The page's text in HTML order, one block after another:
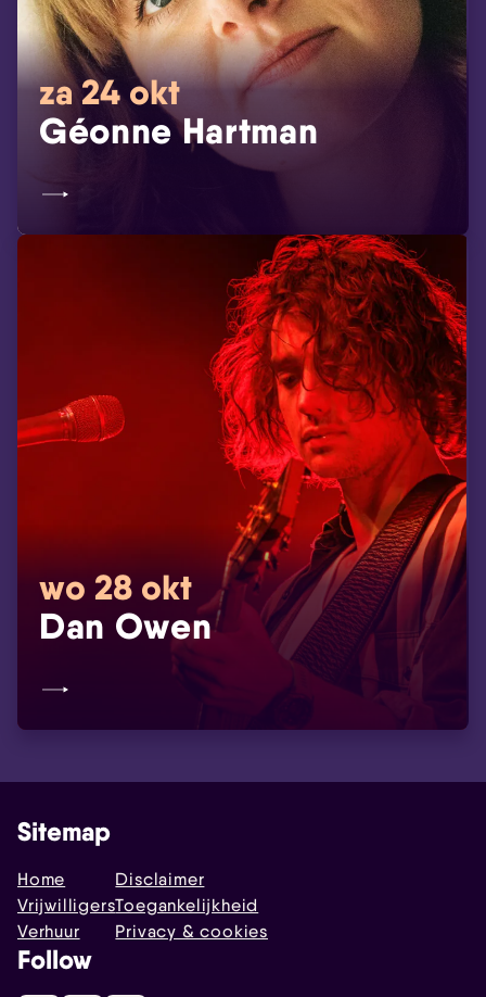
za 24 okt
Géonne Hartman
wo 28 okt
Dan Owen
Sitemap
Home
Vrijwilligers
Verhuur
Disclaimer
Toegankelijkheid
Privacy & cookies
Follow